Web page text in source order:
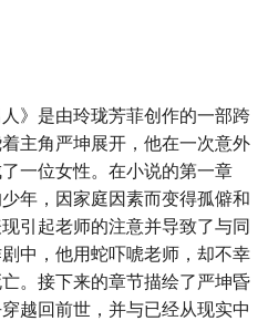
》是由玲珑芳菲创作的一部跨
主角严坤展开，他在一次意外
一位女性。在小说的第一章
年，因家庭因素而变得孤僻和
引起老师的注意并导致了与同
中，他用蛇吓唬老师，却不幸
。接下来的章节描绘了严坤昏
越回前世，并与已经从现实中